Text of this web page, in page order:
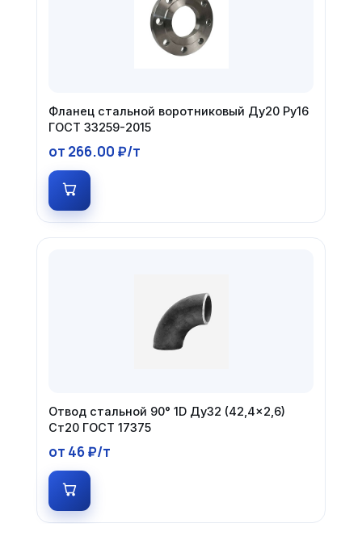
Фланец стальной воротниковый Ду20 Ру16
ГОСТ 33259-2015
от 266.00 ₽/т
Отвод стальной 90° 1D Ду32 (42,4×2,6)
Ст20 ГОСТ 17375
от 46 ₽/т